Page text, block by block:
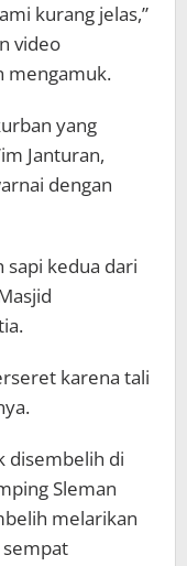
kurang jelas,”
video
mengamuk.
yang
Janturan,
dengan
sapi kedua dari
karena tali
disembelih di
Sleman
melarikan
sempat